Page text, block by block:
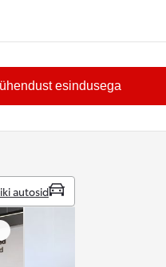
esindusega
autosid